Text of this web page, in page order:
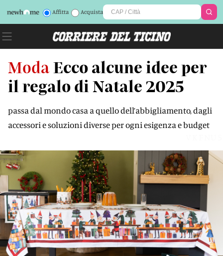
Affitta Acquista
Moda Ecco alcune idee per
il regalo di Natale 2025
passa dal mondo casa a quello dell’abbigliamento, dagli
accessori e soluzioni diverse per ogni esigenza e budget